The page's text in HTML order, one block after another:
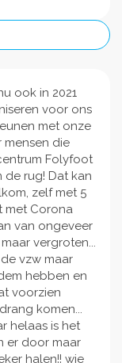
ook in 2021
voor ons
met onze
die
Folyfoot
de rug! Dat kan
zelf met 5
met Corona
van ongeveer
vergroten...
vzw maar
hebben en
voorzien
komen...
helaas is het
er door maar
halen!! wie